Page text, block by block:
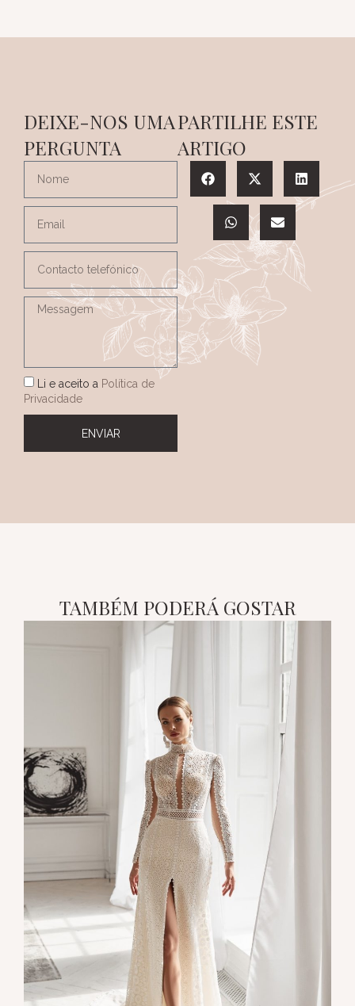
DEIXE-NOS UMA
PERGUNTA
Li e aceito a Política de
Privacidade
ENVIAR
PARTILHE ESTE
ARTIGO
TAMBÉM PODERÁ GOSTAR